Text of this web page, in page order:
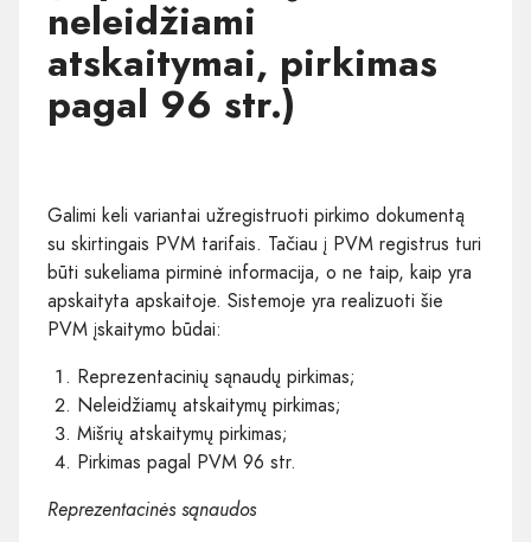
neleidžiami
atskaitymai, pirkimas
pagal 96 str.)
Galimi keli variantai užregistruoti pirkimo dokumentą
su skirtingais PVM tarifais. Tačiau į PVM registrus turi
būti sukeliama pirminė informacija, o ne taip, kaip yra
apskaityta apskaitoje. Sistemoje yra realizuoti šie
PVM įskaitymo būdai:
Reprezentacinių sąnaudų pirkimas;
Neleidžiamų atskaitymų pirkimas;
Mišrių atskaitymų pirkimas;
Pirkimas pagal PVM 96 str.
Reprezentacinės sąnaudos